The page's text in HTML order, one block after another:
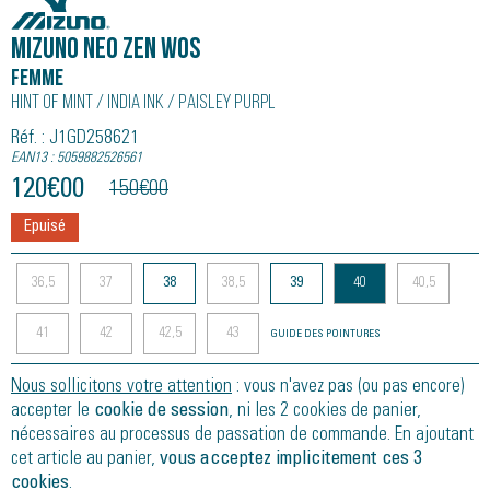
MIZUNO NEO ZEN WOS
Femme
Hint Of Mint / India Ink / Paisley Purpl
Réf. : J1GD258621
EAN13 : 5059882526561
120€00 150€00
Epuisé
36,5 37 38 38,5 39 40 40,5
41 42 42,5 43 GUIDE DES POINTURES
Nous sollicitons votre attention : vous n'avez pas (ou pas encore)
accepter le cookie de session, ni les 2 cookies de panier,
nécessaires au processus de passation de commande. En ajoutant
cet article au panier, vous acceptez implicitement ces 3
cookies.